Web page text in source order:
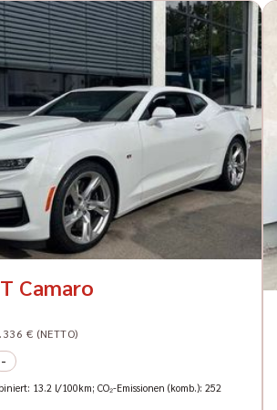
Camaro
€ (NETTO)
-
13.2 l/100km; CO₂-Emissionen (komb.): 252